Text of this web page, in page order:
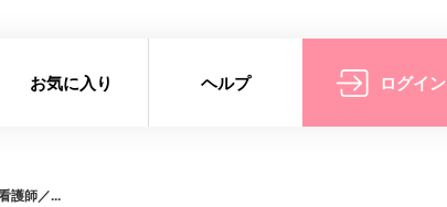
お気に入り ヘルプ ログイン
護師／...